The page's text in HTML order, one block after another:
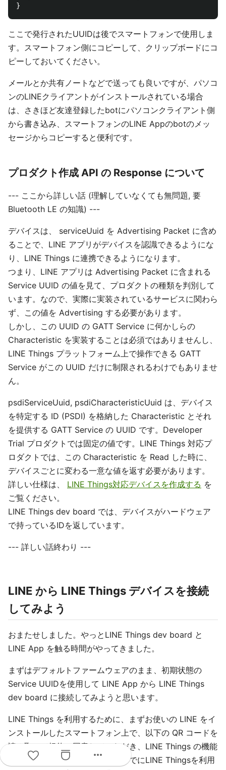
ここで発行されたUUIDは後でスマートフォンで使用しま
す。スマートフォン側にコピーして、クリップボードにコ
ピーしておいてください。
メールとか共有ノートなどで送っても良いですが、パソコ
ンのLINEクライアントがインストールされている場合
は、さきほど友達登録したbotにパソコンクライアント側
から書き込み、スマートフォンのLINE Appのbotのメッ
セージからコピーすると便利です。
プロダクト作成 API の Response について
--- ここから詳しい話 (理解していなくても無問題, 要
Bluetooth LE の知識) ---
デバイスは、 serviceUuid を Advertising Packet に含め
ることで、LINE アプリがデバイスを認識できるようにな
り、LINE Things に連携できるようになります。
つまり、LINE アプリは Advertising Packet に含まれる
Service UUID の値を見て、プロダクトの種類を判別して
います。なので、実際に実装されているサービスに関わら
ず、この値を Advertising する必要があります。
しかし、この UUID の GATT Service に何かしらの
Characteristic を実装することは必須ではありませんし、
LINE Things プラットフォーム上で操作できる GATT
Service がこの UUID だけに制限されるわけでもありませ
ん。
psdiServiceUuid, psdiCharacteristicUuid は、デバイス
を特定する ID (PSDI) を格納した Characteristic とそれ
を提供する GATT Service の UUID です。Developer
Trial プロダクトでは固定の値です。LINE Things 対応プ
ロダクトでは、この Characteristic を Read した時に、
デバイスごとに変わる一意な値を返す必要があります。
詳しい仕様は、 LINE Things対応デバイスを作成する を
ご覧ください。
LINE Things dev board では、デバイスがハードウェア
で持っているIDを返しています。
--- 詳しい話終わり ---
LINE から LINE Things デバイスを接続
してみよう
おまたせしました。やっとLINE Things dev board と
LINE App を触る時間がやってきました。
まずはデフォルトファームウェアのまま、初期状態の
Service UUIDを使用して LINE App から LINE Things
dev board に接続してみようと思います。
LINE Things を利用するために、まずお使いの LINE をイ
ンストールしたスマートフォン上で、以下の QR コードを
読み取って規約に同意していただき、LINE Things の機能
を有効化してください。なお、すでにLINE Thingsを利用
more_horiz